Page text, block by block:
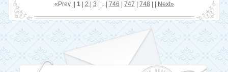
«Prev || 1| 2 3 | ...| 746 747 748 Next»